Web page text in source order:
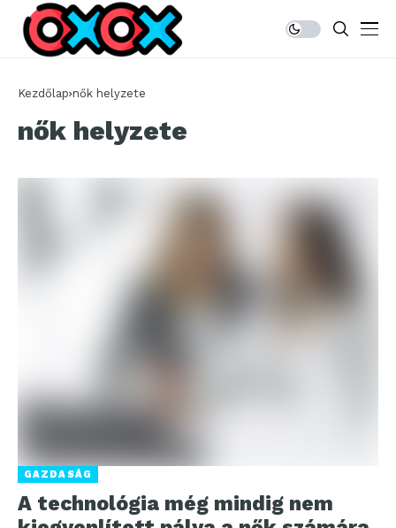
Kezdőlap nők helyzete
nők helyzete
GAZDASÁG
A technológia még mindig nem